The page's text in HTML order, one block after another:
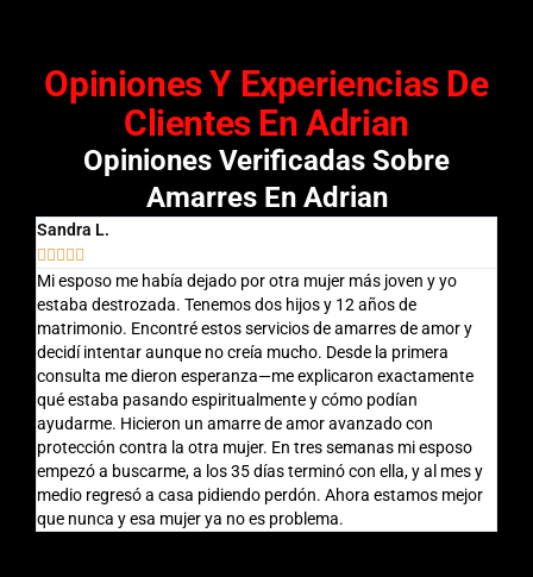
Opiniones Y Experiencias De
Clientes En Adrian
Opiniones Verificadas Sobre
Amarres En Adrian
Sandra L.
    
Mi esposo me había dejado por otra mujer más joven y yo
estaba destrozada. Tenemos dos hijos y 12 años de
matrimonio. Encontré estos servicios de amarres de amor y
decidí intentar aunque no creía mucho. Desde la primera
consulta me dieron esperanza—me explicaron exactamente
qué estaba pasando espiritualmente y cómo podían
ayudarme. Hicieron un amarre de amor avanzado con
protección contra la otra mujer. En tres semanas mi esposo
empezó a buscarme, a los 35 días terminó con ella, y al mes y
medio regresó a casa pidiendo perdón. Ahora estamos mejor
que nunca y esa mujer ya no es problema.